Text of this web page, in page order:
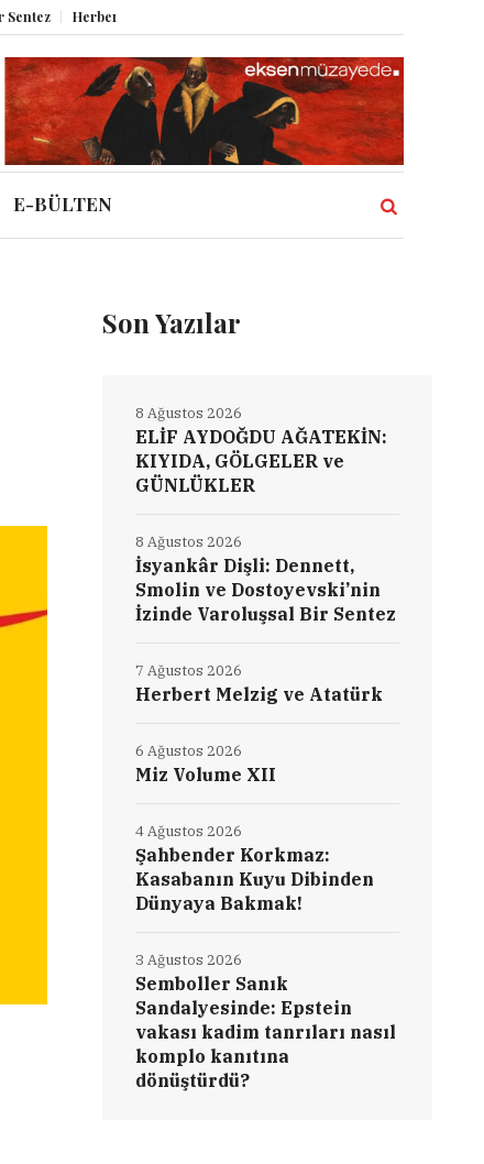
Melzig ve Atatürk
E-BÜLTEN
Son Yazılar
ELİF AYDOĞDU AĞATEKİN:
KIYIDA, GÖLGELER ve
GÜNLÜKLER
8 Ağustos 2026
İsyankâr Dişli: Dennett,
Smolin ve Dostoyevski’nin
İzinde Varoluşsal Bir Sentez
8 Ağustos 2026
Herbert Melzig ve Atatürk
7 Ağustos 2026
Miz Volume XII
6 Ağustos 2026
Şahbender Korkmaz:
Kasabanın Kuyu Dibinden
Dünyaya Bakmak!
4 Ağustos 2026
Semboller Sanık
Sandalyesinde: Epstein
vakası kadim tanrıları nasıl
komplo kanıtına
dönüştürdü?
3 Ağustos 2026